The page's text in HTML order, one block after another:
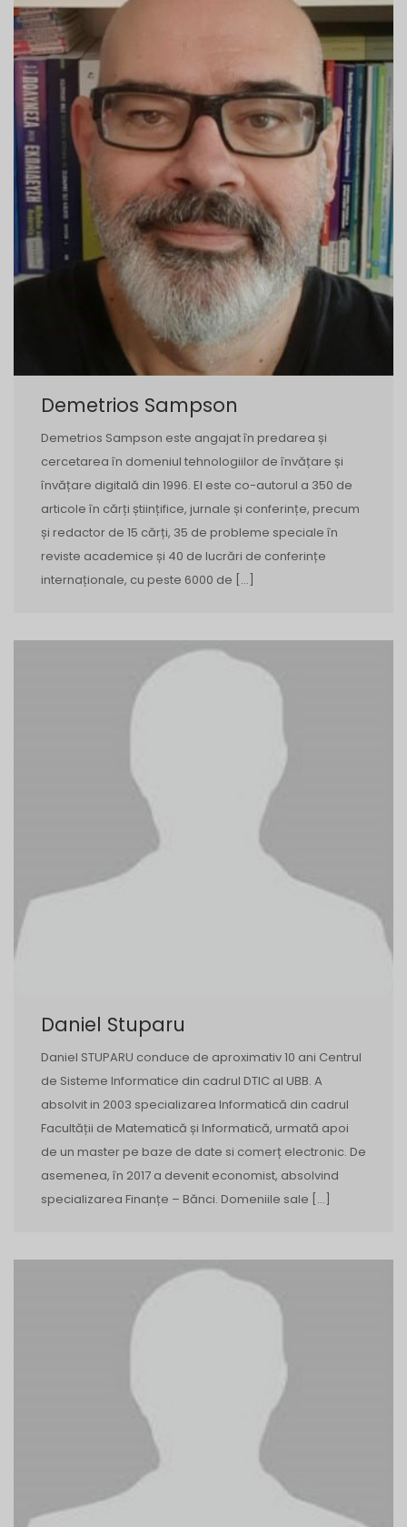
Demetrios Sampson
Demetrios Sampson este angajat în predarea și
cercetarea în domeniul tehnologiilor de învățare și
învățare digitală din 1996. El este co-autorul a 350 de
articole în cărți științifice, jurnale și conferințe, precum
și redactor de 15 cărți, 35 de probleme speciale în
reviste academice și 40 de lucrări de conferințe
internaționale, cu peste 6000 de […]
Daniel Stuparu
Daniel STUPARU conduce de aproximativ 10 ani Centrul
de Sisteme Informatice din cadrul DTIC al UBB. A
absolvit in 2003 specializarea Informatică din cadrul
Facultății de Matematică și Informatică, urmată apoi
de un master pe baze de date si comerț electronic. De
asemenea, în 2017 a devenit economist, absolvind
specializarea Finanțe – Bănci. Domeniile sale […]